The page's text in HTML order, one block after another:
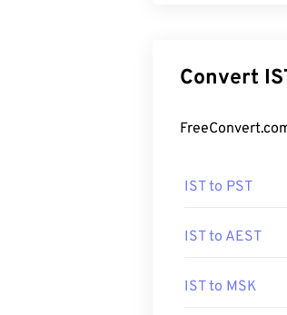
Convert
IST to PST
IST to AEST
IST to MSK